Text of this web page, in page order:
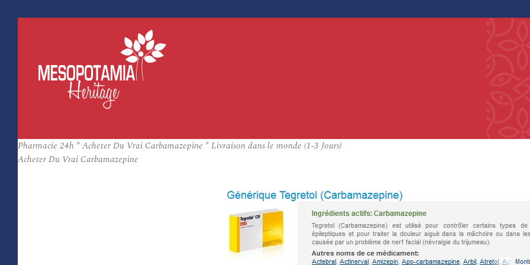
Pharmacie 24h * Acheter Du Vrai Carbamazepine * Livraison dans le monde (1-3 Jours)
Acheter Du Vrai Carbamazepine